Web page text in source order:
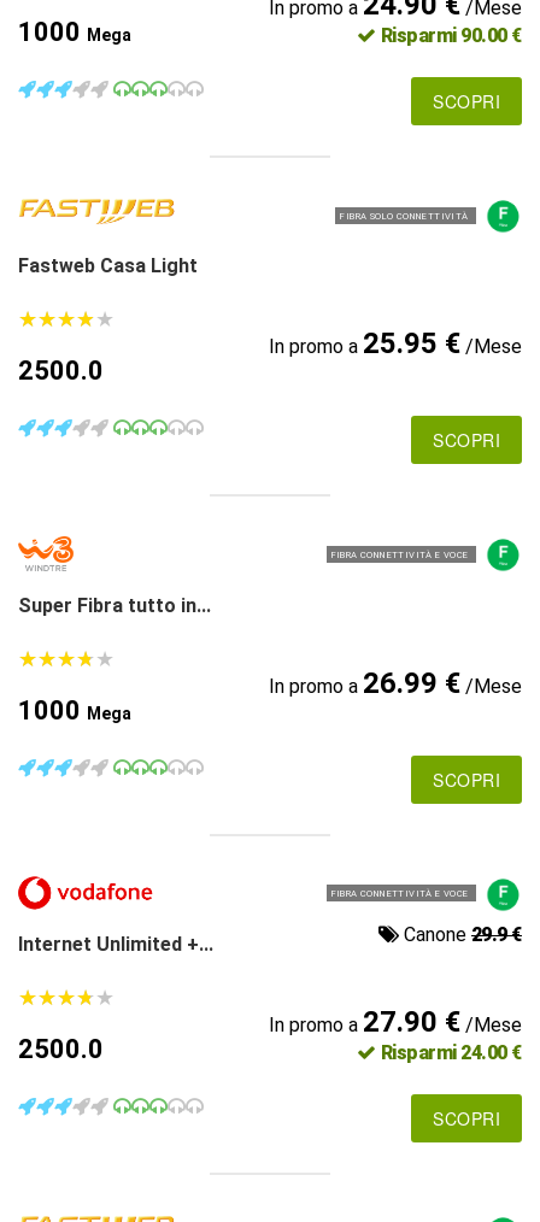
1000 Mega
In promo a
/Mese
Risparmi 90.00 €
SCOPRI
FIBRA SOLO CONNETTIVITÀ
Fastweb Casa Light
★★★★★
★★★★★
2500.0
In promo a 25.95 €/Mese
SCOPRI
FIBRA CONNETTIVITÀ E VOCE
Super Fibra tutto in...
★★★★★
★★★★★
1000 Mega
In promo a 26.99 €/Mese
SCOPRI
FIBRA CONNETTIVITÀ E VOCE
Internet Unlimited +... Canone 29.9 €
★★★★★
★★★★★
2500.0
In promo a 27.90 €/Mese
Risparmi 24.00 €
SCOPRI